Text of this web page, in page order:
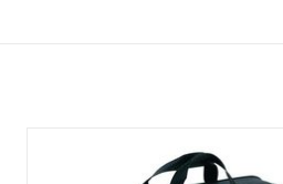
TOEVOEGEN AAN WINKELWAGEN